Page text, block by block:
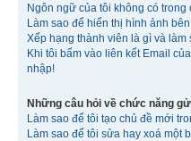
Ngôn ngữ của tôi không có trong
Làm sao để hiển thị hình ảnh
Xếp hạng thành viên là gì và
Khi tôi bấm vào liên kết Email
nhập!
Những câu hỏi về chức năng
Làm sao để tôi tạo chủ đề mới
Làm sao để tôi sửa hay xoá một